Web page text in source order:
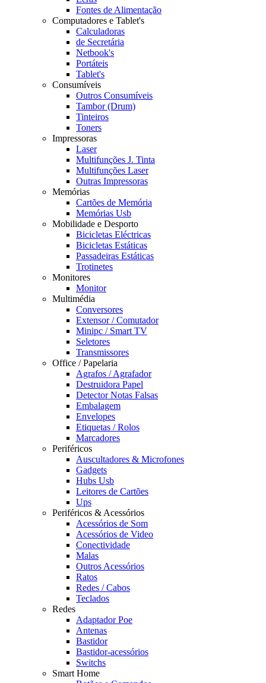
Fontes de Alimentação
Computadores e Tablet's
Calculadoras
de Secretária
Netbook's
Portáteis
Tablet's
Consumíveis
Outros Consumíveis
Tambor (Drum)
Tinteiros
Toners
Impressoras
Laser
Multifunções J. Tinta
Multifunções Laser
Outras Impressoras
Memórias
Cartões de Memória
Memórias Usb
Mobilidade e Desporto
Bicicletas Eléctricas
Bicicletas Estáticas
Passadeiras Estáticas
Trotinetes
Monitores
Monitor
Multimédia
Conversores
Extensor / Comutador
Minipc / Smart TV
Seletores
Transmissores
Office / Papelaria
Agrafos / Agrafador
Destruidora Papel
Detector Notas Falsas
Embalagem
Envelopes
Etiquetas / Rolos
Marcadores
Periféricos
Auscultadores & Microfones
Gadgets
Hubs Usb
Leitores de Cartões
Ups
Periféricos & Acessórios
Acessórios de Som
Acessórios de Video
Conectividade
Malas
Outros Acessórios
Ratos
Redes / Cabos
Teclados
Redes
Adaptador Poe
Antenas
Bastidor
Bastidor-acessórios
Switchs
Smart Home